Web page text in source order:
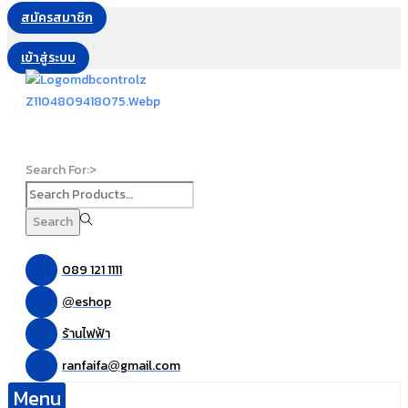
สมัครสมาชิก
เข้าสู่ระบบ
Search For:>
Search
089 121 1111
@eshop
ร้านไฟฟ้า
ranfaifa@gmail.com
Menu